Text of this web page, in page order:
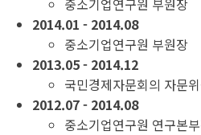
중소기업연구원 부원장
2014.01 - 2014.08
중소기업연구원 부원장
2013.05 - 2014.12
국민경제자문회의 자문
2012.07 - 2014.08
중소기업연구원 연구본